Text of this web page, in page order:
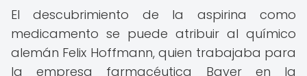
El descubrimiento de la aspirina como
medicamento se puede atribuir al químico
alemán Felix Hoffmann, quien trabajaba para
la empresa farmacéutica Bayer en la